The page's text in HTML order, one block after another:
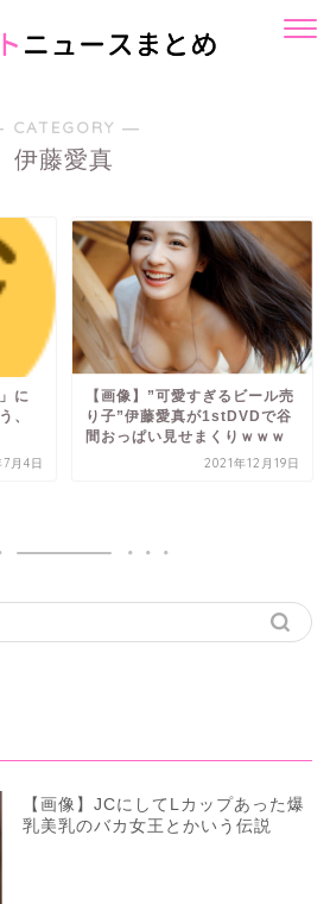
CATEGORY ―
伊藤愛真
に
、
月4日
【画像】”可愛すぎるビール売
り子”伊藤愛真が1stDVDで谷
間おっぱい見せまくりｗｗｗ
2021年12月19日
【画像】JCにしてLカップあった爆
乳美乳のバカ女王とかいう伝説